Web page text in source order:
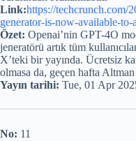
Link:https://techcrunch.com/
generator-is-now-available-to-
Özet: Openai’nin GPT-4O
jeneratörü artık tüm
X’teki bir yayında. Ücretsiz
olmasa da, geçen hafta
Yayın tarihi: Tue, 01 Apr
No: 11